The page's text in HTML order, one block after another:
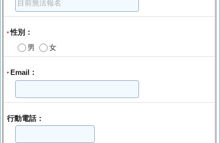
*性別：
男
女
* Email：
行動電話：